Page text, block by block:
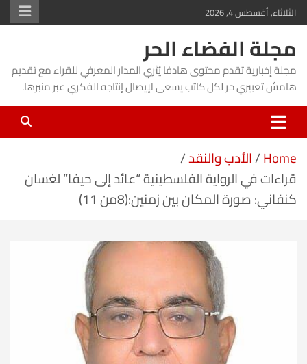
Skip
to
content
الثلاثاء, أغسطس 4, 2026
مجلة الفضاء الحر
مجلة إخبارية تقدم محتوى هادفا يُثري المدار المعرفي للقراء مع تقديم
هامش تعبيري حر لكل كاتب يسعى لإيصال إنتاجه الفكري عبر منبرها.
Home الأدب والنقد
قراءات في الرواية الفلسطينية “عائد إلى حيفا” لغسان
كنفاني: صورة المكان بين زمنين:(8من 11)